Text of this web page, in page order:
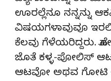
ಊರಲ್ಲೆನೂ ನನ್ನನ್ನು
ವಿಷಯಗಳಾವುವೂ
ಕೆಲವು ಗೆಳೆಯರಿದ್ದರು.
ಜೊತೆ ಕಳ್ಳ-ಪೋಲಿಸ್
ಆಟವೋ ಅಥವ ಗೋಟಿ